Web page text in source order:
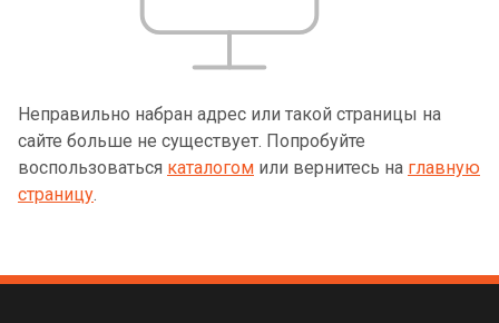
Неправильно набран адрес или такой страницы на
сайте больше не существует. Попробуйте
воспользоваться каталогом или вернитесь на главную
страницу.